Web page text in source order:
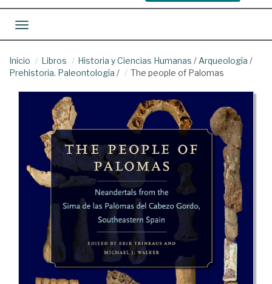
Toggle navigation
Inicio Libros Historia y Ciencias Humanas / Arqueología /
Prehistoria. Paleontología / The people of Palomas